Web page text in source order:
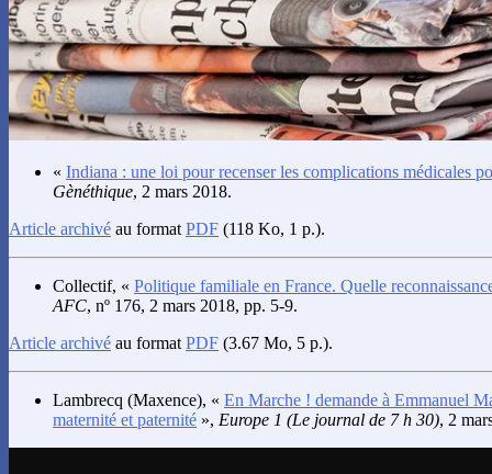
« Indiana : une loi pour recenser les complications médicales
Gènéthique, 2 mars 2018.
Article archivé au format PDF (118 Ko, 1 p.).
Collectif, « Politique familiale en France. Quelle
AFC, nº 176, 2 mars 2018, pp. 5-9.
Article archivé au format PDF (3.67 Mo, 5 p.).
Lambrecq (Maxence), « En Marche ! demande à Emmanuel
maternité et paternité », Europe 1 (Le journal de 7 h 30), 2